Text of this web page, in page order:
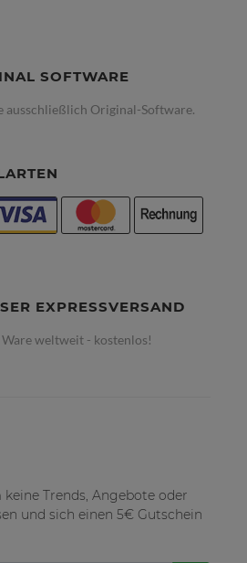
SOFTWARE
ausschließlich Original-Software.
EXPRESSVERSAND
weltweit - kostenlos!
Trends, Angebote oder
und sich einen 5€ Gutschein